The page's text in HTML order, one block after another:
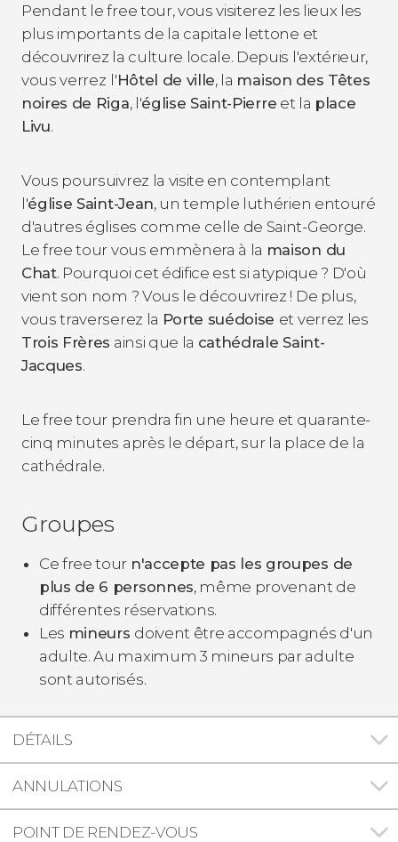
Pendant le free tour, vous visiterez les lieux les
plus importants de la capitale lettone et
découvrirez la culture locale. Depuis l'extérieur,
vous verrez l'Hôtel de ville, la maison des Têtes
noires de Riga, l'église Saint-Pierre et la place
Livu.
Vous poursuivrez la visite en contemplant
l'église Saint-Jean, un temple luthérien entouré
d'autres églises comme celle de Saint-George.
Le free tour vous emmènera à la maison du
Chat. Pourquoi cet édifice est si atypique ? D'où
vient son nom ? Vous le découvrirez ! De plus,
vous traverserez la Porte suédoise et verrez les
Trois Frères ainsi que la cathédrale Saint-
Jacques.
Le free tour prendra fin une heure et quarante-
cinq minutes après le départ, sur la place de la
cathédrale.
Groupes
Ce free tour n'accepte pas les groupes de
plus de 6 personnes, même provenant de
différentes réservations.
Les mineurs doivent être accompagnés d'un
adulte. Au maximum 3 mineurs par adulte
sont autorisés.
DÉTAILS
ANNULATIONS
POINT DE RENDEZ-VOUS